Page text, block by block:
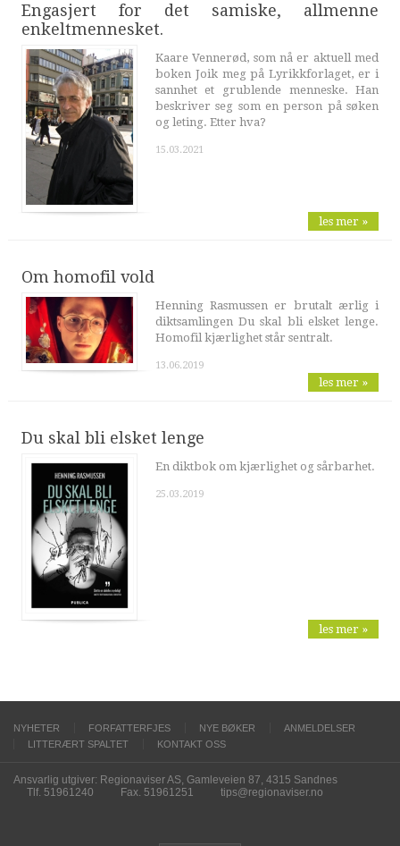
Engasjert for det samiske, allmenne
enkeltmennesket.
Kaare Vennerød, som nå er aktuell med
boken Joik meg på Lyrikkforlaget, er i
sannhet et grublende menneske. Han
beskriver seg som en person på søken
og leting. Etter hva?
15.03.2021
les mer »
Om homofil vold
Henning Rasmussen er brutalt ærlig i
diktsamlingen Du skal bli elsket lenge.
Homofil kjærlighet står sentralt.
13.06.2019
les mer »
Du skal bli elsket lenge
En diktbok om kjærlighet og sårbarhet.
25.03.2019
les mer »
NYHETER FORFATTERFJES NYE BØKER
ANMELDELSER
LITTERÆRT SPALTET
KONTAKT OSS
Ansvarlig utgiver: Regionaviser AS, Gamleveien 87, 4315 Sandnes
Tlf. 51961240
Fax. 51961251 tips@regionaviser.no